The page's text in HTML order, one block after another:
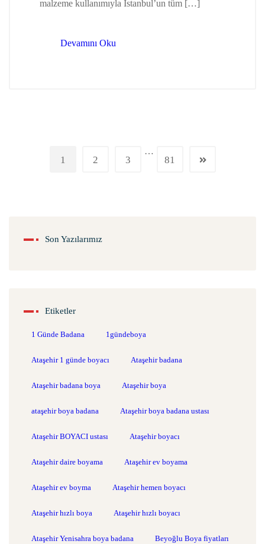
malzeme kullanımıyla İstanbul’un tüm […]
Devamını Oku
1 2 3
…
81
Son Yazılarımız
Etiketler
1 Günde Badana 1gündeboya
Ataşehir 1 günde boyacı Ataşehir badana
Ataşehir badana boya Ataşehir boya
ataşehir boya badana Ataşehir boya badana ustası
Ataşehir BOYACI ustası Ataşehir boyacı
Ataşehir daire boyama Ataşehir ev boyama
Ataşehir ev boyma Ataşehir hemen boyacı
Ataşehir hızlı boya Ataşehir hızlı boyacı
Ataşehir Yenisahra boya badana Beyoğlu Boya fiyatları